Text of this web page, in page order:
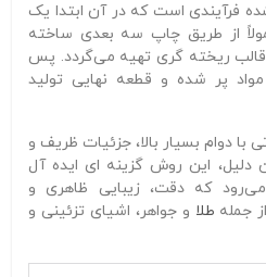
فرآیندی است که در آن ابتدا یک
از طریق چاپ سه‌ بعدی ساخته
ریخته‌ گری تهیه می‌گردد. پس
مواد پر شده و قطعه نهایی تولید
با دوام بسیار بالا، جزئیات ظریف و
این روش گزینه‌ ای ایده‌ آل
می‌رود که دقت، زیبایی ظاهری و
جمله طلا و جواهر، اشیای تزئینی و